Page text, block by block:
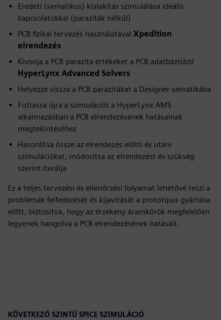
Eredeti (sematikus) kialakítás szimulálása ideális
kapcsolatokkal (paraziták nélkül)
PCB fizikai tervezés használatával Xpedition
elrendezés
Kivonja a PCB parazita értékeket a PCB adatbázisból
HyperLynx Advanced Solvers
Helyezze vissza a PCB parazitákat a Designer sematikába
Futtassa újra a szimulációt a HyperLynx AMS
alkalmazásban a PCB elrendezésének hatásainak
megtekintéséhez
Hasonlítsa össze az elrendezés előtti és utáni
szimulációkat, módosítsa az elrendezést és szükség
szerint iterálja
Ez a teljes tervezési és ellenőrzési folyamat lehetővé teszi a
problémák felfedezését és kijavítását a prototípus gyártása
előtt, biztosítva, hogy az érzékeny áramkörök megfelelően
legyenek hangolva a PCB elrendezésének hatásait.
KÖVETKEZŐ SZINTŰ SPICE SZIMULÁCIÓ